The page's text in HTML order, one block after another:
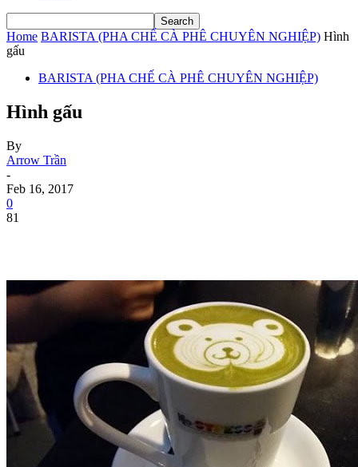
Home BARISTA (PHA CHẾ CÀ PHÊ CHUYÊN NGHIỆP) Hình
gấu
BARISTA (PHA CHẾ CÀ PHÊ CHUYÊN NGHIỆP)
Hình gấu
By
Arrow Trần
-
Feb 16, 2017
0
81